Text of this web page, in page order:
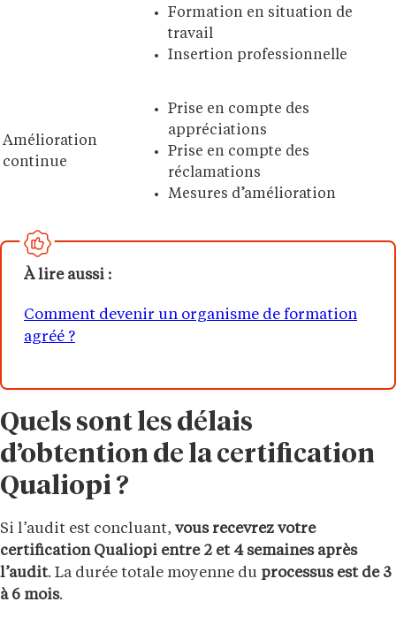
Formation en situation de
travail
Insertion professionnelle
Amélioration
continue
Prise en compte des
appréciations
Prise en compte des
réclamations
Mesures d’amélioration
À lire aussi :
Comment devenir un organisme de formation
agréé ?
Quels sont les délais
d’obtention de la certification
Qualiopi ?
Si l’audit est concluant, vous recevrez votre
certification Qualiopi entre 2 et 4 semaines après
l’audit. La durée totale moyenne du processus est de 3
à 6 mois.